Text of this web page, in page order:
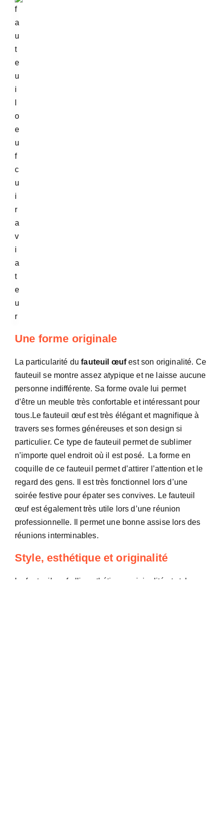
Une forme originale
La particularité dufauteuil œufest son originalité. Ce
fauteuil se montre assez atypique et ne laisse aucune
personne indifférente. Sa forme ovale lui permet
d’être un meuble très confortable et intéressant pour
tous. Le fauteuil œuf est très élégant et magnifique à
travers ses formes généreuses et son design si
particulier. Ce type de fauteuil permet de sublimer
n’importe quel endroit où il est posé.
La forme en
coquille de ce fauteuil permet d’attirer l’attention et le
regard des gens. Il est très fonctionnel lors d’une
soirée festive pour épater ses convives. Le fauteuil
œuf est également très utile lors d’une réunion
professionnelle. Il permet une bonne assise lors des
réunions interminables.
Style, esthétique et originalité
Le fauteuil œuf allie esthétique, originalité et style.